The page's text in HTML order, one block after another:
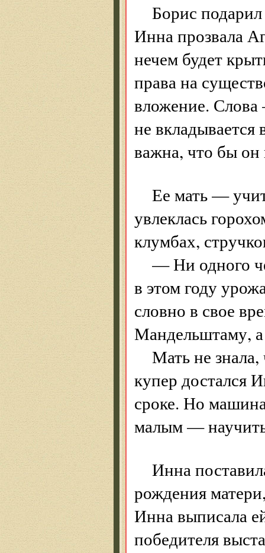
Борис
Инна прозвала
нечем будет
права на
вложение.
не
важна, что бы
Ее мать —
увлеклась
клумбах,
— Ни одного
в этом году
словно в свое
Мандельштаму,
Мать не
купер достался
сроке. Но
малым —
Инна
рождения
Инна выписала
победителя